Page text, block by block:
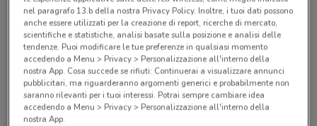
PosteMobile
nel paragrafo 13.b della nostra Privacy Policy. Inoltre, i tuoi dati possono
anche essere utilizzati per la creazione di report, ricerche di mercato,
scientifiche e statistiche, analisi basate sulla posizione e analisi delle
tendenze. Puoi modificare le tue preferenze in qualsiasi momento
accedendo a Menu > Privacy > Personalizzazione all'interno della
nostra App. Cosa succede se rifiuti: Continuerai a visualizzare annunci
pubblicitari, ma riguarderanno argomenti generici e probabilmente non
saranno rilevanti per i tuoi interessi. Potrai sempre cambiare idea
accedendo a Menu > Privacy > Personalizzazione all'interno della
nostra App.